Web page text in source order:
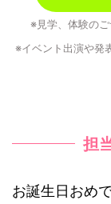
※見学、体験のご
※イベント出演や発
担
お誕生日おめ